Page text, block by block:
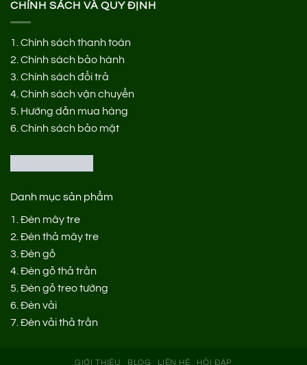
CHÍNH SÁCH VÀ QUY ĐỊNH
1. Chính sách thanh toán
2. Chính sách bảo hành
3. Chính sách đổi trả
4. Chính sách vận chuyển
5. Hướng dẫn mua hàng
6. Chính sách bảo mật
Danh mục sản phẩm
1. Đèn mây tre
2. Đèn thả mây tre
3. Đèn gỗ
4. Đèn gỗ thả trần
5. Đèn gỗ treo tường
6. Đèn vải
7. Đèn vải thả trần
GIỚI THIỆU BLOG LIÊN HỆ HỎI ĐÁP